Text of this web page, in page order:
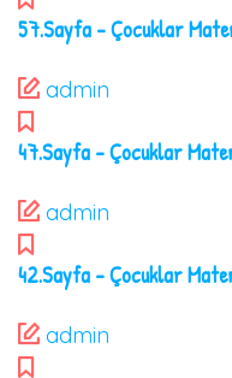
57.Sayfa – Çocuklar
admin
47.Sayfa – Çocuklar
admin
42.Sayfa – Çocuklar
admin